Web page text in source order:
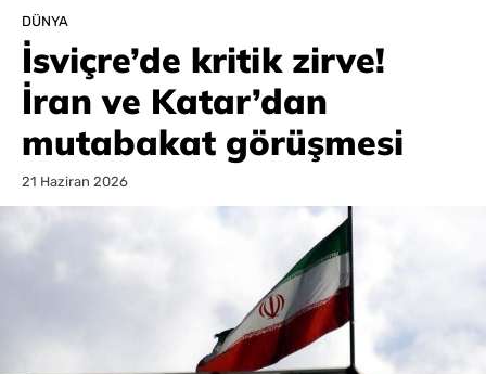
DÜNYA
İsviçre’de kritik zirve!
İran ve Katar’dan
mutabakat görüşmesi
21 Haziran 2026